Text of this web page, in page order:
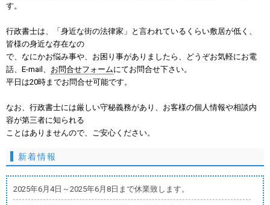
す。
行政書士は、「身近な街の法律家」と言われているくらい敷居が低く、
皆様の身近な存在なの
で、なにかお悩み事や、お困り事がありましたら
、どうぞお気軽にお電
話 、E-mail、 お問合せフォームにてお問合せ下さい。
平日は20時までお問合せ可能です。
なお、行政書士には厳しい守秘義務があり、お客様の個人情報や相談内
容が第三者に知られる
ことはありませんので、ご安心ください。
新着情報
2025年6月4日～2025年6月8日まで休業致します。